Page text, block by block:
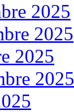
2025
2025
2025
2025